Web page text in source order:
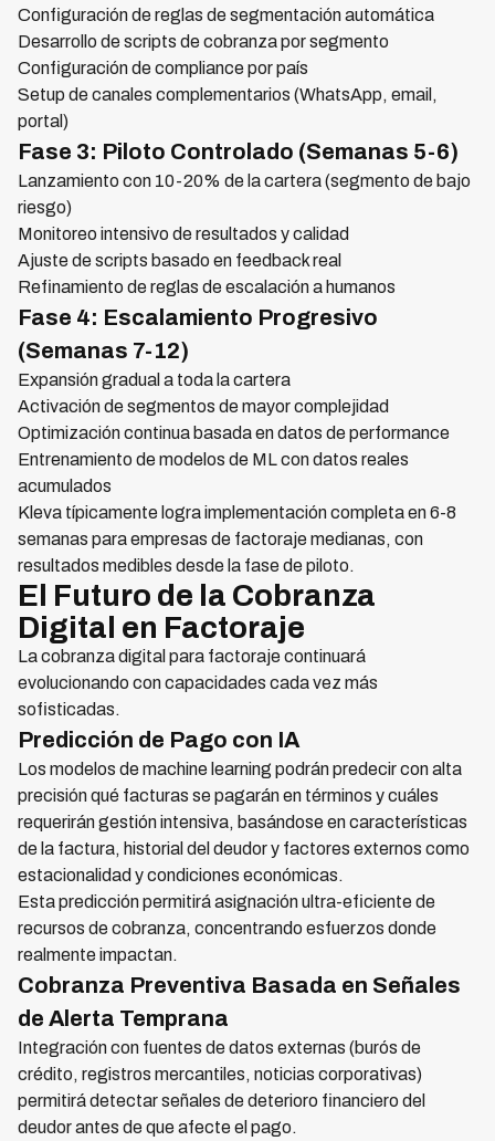
Configuración de reglas de segmentación automática
Desarrollo de scripts de cobranza por segmento
Configuración de compliance por país
Setup de canales complementarios (WhatsApp, email,
portal)
Fase 3: Piloto Controlado (Semanas 5-6)
Lanzamiento con 10-20% de la cartera (segmento de bajo
riesgo)
Monitoreo intensivo de resultados y calidad
Ajuste de scripts basado en feedback real
Refinamiento de reglas de escalación a humanos
Fase 4: Escalamiento Progresivo
(Semanas 7-12)
Expansión gradual a toda la cartera
Activación de segmentos de mayor complejidad
Optimización continua basada en datos de performance
Entrenamiento de modelos de ML con datos reales
acumulados
Kleva típicamente logra implementación completa en 6-8
semanas para empresas de factoraje medianas, con
resultados medibles desde la fase de piloto.
El Futuro de la Cobranza
Digital en Factoraje
La cobranza digital para factoraje continuará
evolucionando con capacidades cada vez más
sofisticadas.
Predicción de Pago con IA
Los modelos de machine learning podrán predecir con alta
precisión qué facturas se pagarán en términos y cuáles
requerirán gestión intensiva, basándose en características
de la factura, historial del deudor y factores externos como
estacionalidad y condiciones económicas.
Esta predicción permitirá asignación ultra-eficiente de
recursos de cobranza, concentrando esfuerzos donde
realmente impactan.
Cobranza Preventiva Basada en Señales
de Alerta Temprana
Integración con fuentes de datos externas (burós de
crédito, registros mercantiles, noticias corporativas)
permitirá detectar señales de deterioro financiero del
deudor antes de que afecte el pago.